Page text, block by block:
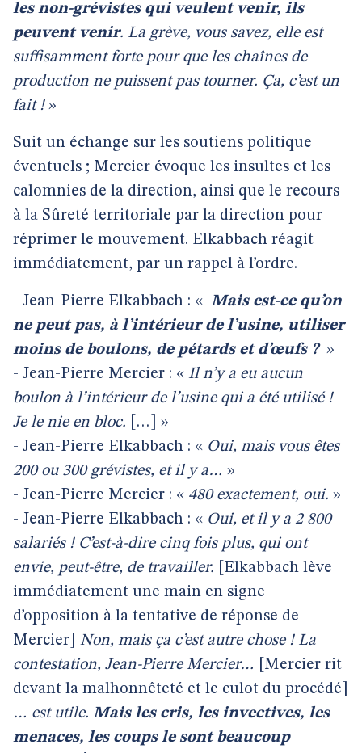
les non-grévistes qui veulent venir, ils
peuvent venir. La grève, vous savez, elle est
suffisamment forte pour que les chaînes de
production ne puissent pas tourner. Ça, c’est un
fait !»
Suit un échange sur les soutiens politique
éventuels ; Mercier évoque les insultes et les
calomnies de la direction, ainsi que le recours
à la Sûreté territoriale par la direction pour
réprimer le mouvement. Elkabbach réagit
immédiatement, par un rappel à l’ordre.
- Jean-Pierre Elkabbach : « Mais est-ce qu’on
ne peut pas, à l’intérieur de l’usine, utiliser
moins de boulons, de pétards et d’œufs ? »
- Jean-Pierre Mercier : « Il n’y a eu aucun
boulon à l’intérieur de l’usine qui a été utilisé !
Je le nie en bloc.
[…] »
- Jean-Pierre Elkabbach : « Oui, mais vous êtes
200 ou 300 grévistes, et il y a… »
- Jean-Pierre Mercier : « 480 exactement, oui. »
- Jean-Pierre Elkabbach : « Oui, et il y a 2 800
salariés ! C’est-à-dire cinq fois plus, qui ont
envie, peut-être, de travailler.
[Elkabbach lève
immédiatement une main en signe
d’opposition à la tentative de réponse de
Mercier]
Non, mais ça c’est autre chose ! La
contestation, Jean-Pierre Mercier…
[Mercier rit
devant la malhonnêteté et le culot du procédé]
… est utile. Mais les cris, les invectives, les
menaces, les coups le sont beaucoup